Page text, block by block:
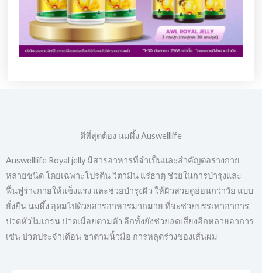
ดีที่สุดต้อง นมผึ้ง Auswelllife
Auswelllife Royal jelly มีสารอาหารที่จำเป็นและสำคัญต่อร่างกาย
หลายชนิด โดยเฉพาะโปรตีน วิตามิน แร่ธาตุ ช่วยในการบำรุงและ
ฟื้นฟูร่างกายให้แข็งแรง และช่วยบำรุงผิว ให้ผิวสวยดูอ่อนกว่าวัย แบบ
ยั่งยืน นมผึ้ง อุดมไปด้วยสารอาหารมากมาย ที่จะช่วยบรรเทาอาการ
ปวดหัวไมเกรน ปวดเมื่อยตามตัว อีกทั้งยังช่วยลดเสี่ยงอีกหลายอาการ
เช่น ปวดประจำเดือน ชาตามนิ้วมือ การหลุดร่วงของเส้นผม